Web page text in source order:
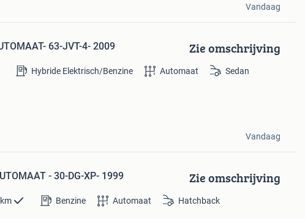
Vandaag
63-JVT-4- 2009 Zie omschrijving
Hybride Elektrisch/Benzine Automaat Sedan
Vandaag
- 30-DG-XP- 1999 Zie omschrijving
km Benzine Automaat Hatchback